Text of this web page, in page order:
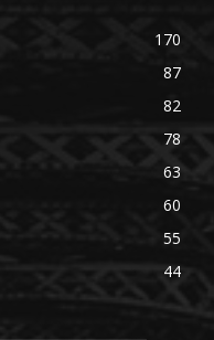
170
87
82
78
63
60
55
44